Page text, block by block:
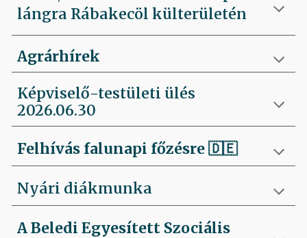
lángra Rábakecöl külterületén
Agrárhírek
Képviselő-testületi ülés
2026.06.30
Felhívás falunapi főzésre🇩🇪
Nyári diákmunka
A Beledi Egyesített Szociális